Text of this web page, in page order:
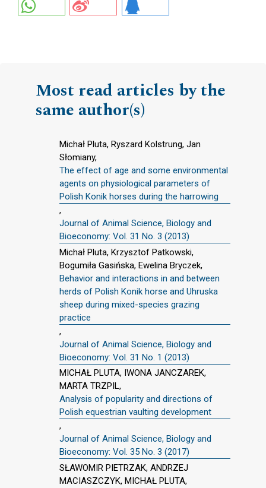
Most read articles by the
same author(s)
Michał Pluta, Ryszard Kolstrung, Jan
Słomiany,
The effect of age and some environmental
agents on physiological parameters of
Polish Konik horses during the harrowing
,
Journal of Animal Science, Biology and
Bioeconomy: Vol. 31 No. 3 (2013)
Michał Pluta, Krzysztof Patkowski,
Bogumiła Gasińska, Ewelina Bryczek,
Behavior and interactions in and between
herds of Polish Konik horse and Uhruska
sheep during mixed-species grazing
practice
,
Journal of Animal Science, Biology and
Bioeconomy: Vol. 31 No. 1 (2013)
MICHAŁ PLUTA, IWONA JANCZAREK,
MARTA TRZPIL,
Analysis of popularity and directions of
Polish equestrian vaulting development
,
Journal of Animal Science, Biology and
Bioeconomy: Vol. 35 No. 3 (2017)
SŁAWOMIR PIETRZAK, ANDRZEJ
MACIASZCZYK, MICHAŁ PLUTA,